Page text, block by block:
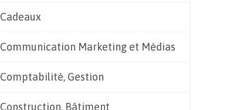
Cadeaux
Communication Marketing et Médias
Comptabilité, Gestion
Construction, Bâtiment